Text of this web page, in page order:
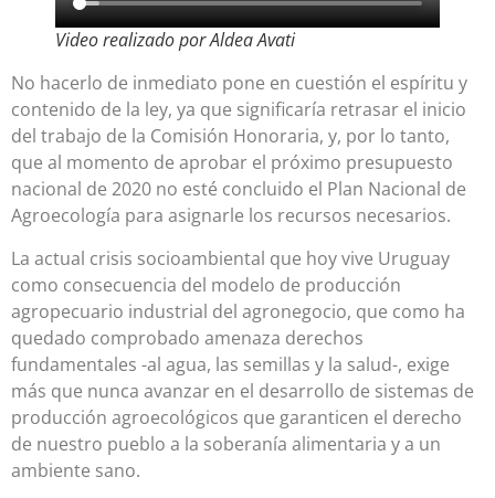
Video realizado por Aldea Avati
No hacerlo de inmediato pone en cuestión el espíritu y
contenido de la ley, ya que significaría retrasar el inicio
del trabajo de la Comisión Honoraria, y, por lo tanto,
que al momento de aprobar el próximo presupuesto
nacional de 2020 no esté concluido el Plan Nacional de
Agroecología para asignarle los recursos necesarios.
La actual crisis socioambiental que hoy vive Uruguay
como consecuencia del modelo de producción
agropecuario industrial del agronegocio, que como ha
quedado comprobado amenaza derechos
fundamentales -al agua, las semillas y la salud-, exige
más que nunca avanzar en el desarrollo de sistemas de
producción agroecológicos que garanticen el derecho
de nuestro pueblo a la soberanía alimentaria y a un
ambiente sano.